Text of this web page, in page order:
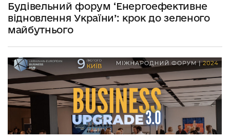
Будівельний форум ‘Енергоефективне
відновлення України’: крок до зеленого
майбутнього